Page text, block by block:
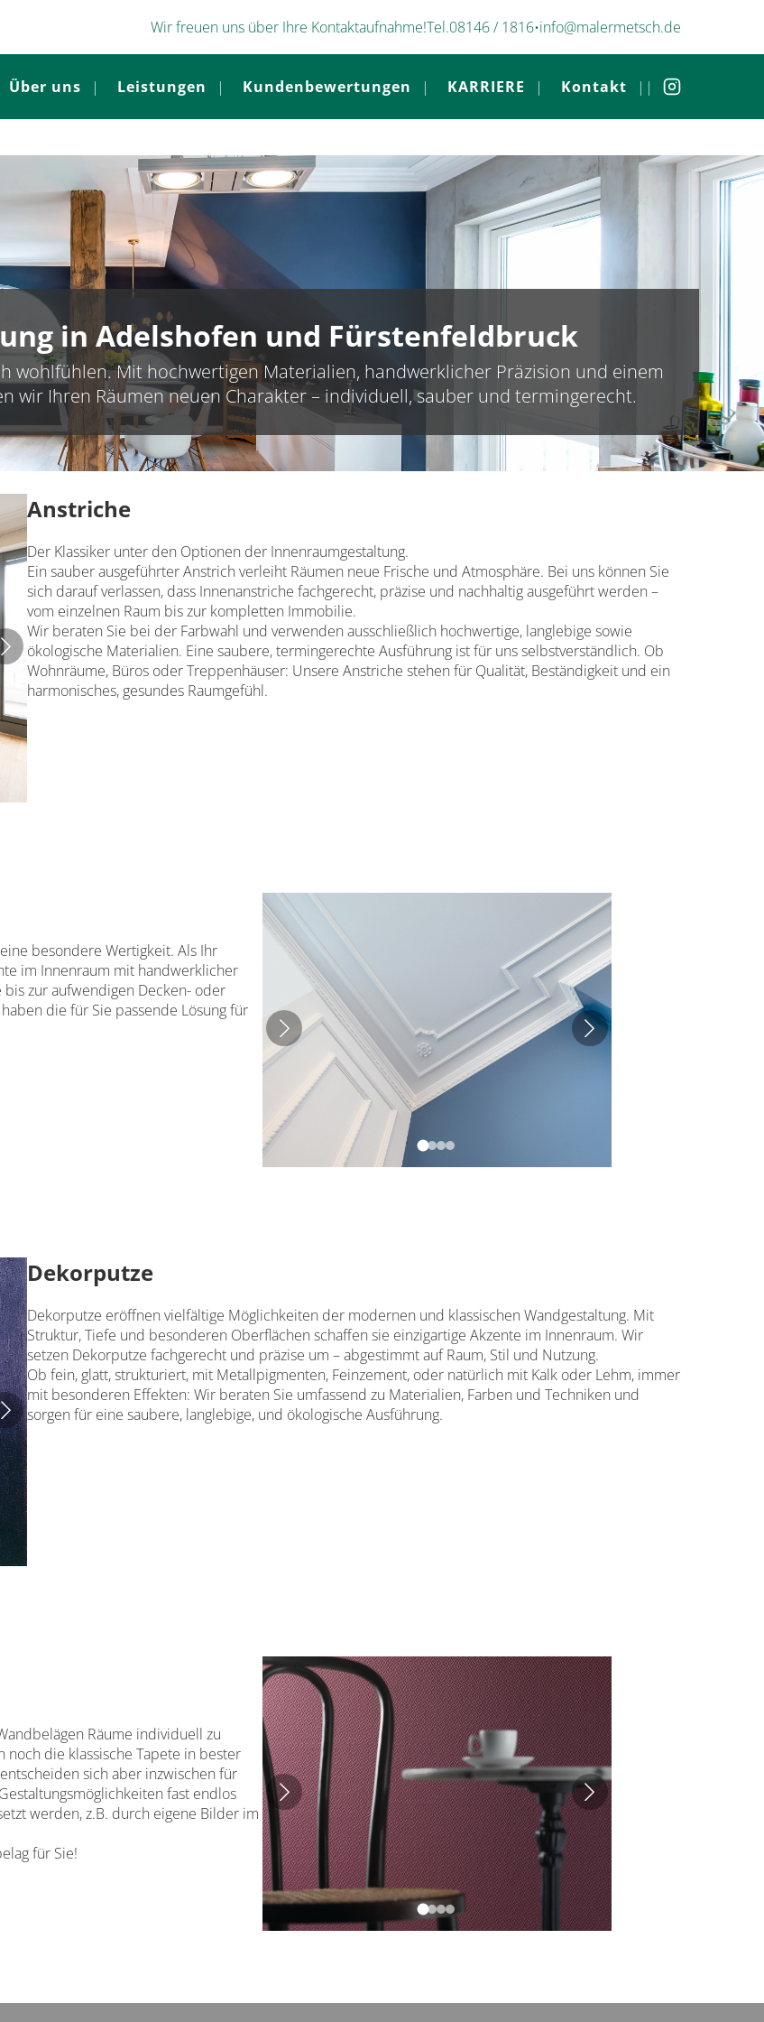
Wir freuen uns über Ihre Kontaktaufnahme!Tel.08146 / 1816•info@malermetsch.de
Über uns Leistungen Kundenbewertungen KARRIERE Kontakt
in Adelshofen und Fürstenfeldbruck
wohlfühlen. Mit hochwertigen Materialien, handwerklicher Präzision und einem
wir Ihren Räumen neuen Charakter – individuell, sauber und termingerecht.
Anstriche
Der Klassiker unter den Optionen der Innenraumgestaltung.
Ein sauber ausgeführter Anstrich verleiht Räumen neue Frische und Atmosphäre. Bei uns können Sie
sich darauf verlassen, dass Innenanstriche fachgerecht, präzise und nachhaltig ausgeführt werden –
vom einzelnen Raum bis zur kompletten Immobilie.
Wir beraten Sie bei der Farbwahl und verwenden ausschließlich hochwertige, langlebige sowie
ökologische Materialien. Eine saubere, termingerechte Ausführung ist für uns selbstverständlich. Ob
Wohnräume, Büros oder Treppenhäuser: Unsere Anstriche stehen für Qualität, Beständigkeit und ein
harmonisches, gesundes Raumgefühl.
besondere Wertigkeit. Als Ihr
im Innenraum mit handwerklicher
zur aufwendigen Decken- oder
die für Sie passende Lösung für
Dekorputze
Dekorputze eröffnen vielfältige Möglichkeiten der modernen und klassischen Wandgestaltung. Mit
Struktur, Tiefe und besonderen Oberflächen schaffen sie einzigartige Akzente im Innenraum. Wir
setzen Dekorputze fachgerecht und präzise um – abgestimmt auf Raum, Stil und Nutzung.
Ob fein, glatt, strukturiert, mit Metallpigmenten, Feinzement, oder natürlich mit Kalk oder Lehm, immer
mit besonderen Effekten: Wir beraten Sie umfassend zu Materialien, Farben und Techniken und
sorgen für eine saubere, langlebige, und ökologische Ausführung.
Räume individuell zu
die klassische Tapete in bester
sich aber inzwischen für
fast endlos
werden, z.B. durch eigene Bilder im
für Sie!